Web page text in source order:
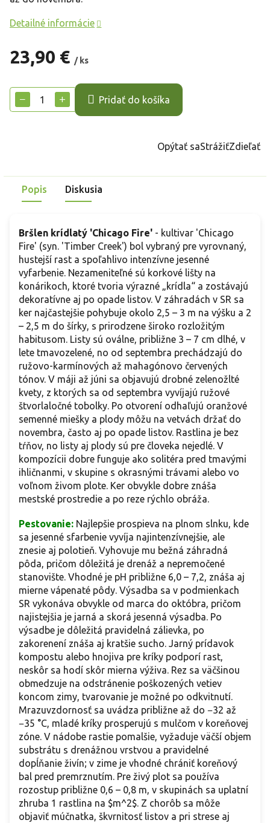
23,90 € / ks
cena:
+
− Pridať do košíka
Detailné informácie
Opýtať saStrážiťZdieľať
Popis Diskusia
Bršlen krídlatý 'Chicago Fire' - kultivar 'Chicago
Fire' (syn. 'Timber Creek') bol vybraný pre vyrovnaný,
hustejší rast a spoľahlivo intenzívne jesenné
vyfarbenie. Nezameniteľné sú korkové lišty na
konárikoch, ktoré tvoria výrazné „krídla“ a zostávajú
dekoratívne aj po opade listov. V záhradách v SR sa
ker najčastejšie pohybuje okolo 2,5 – 3 m na výšku a 2
– 2,5 m do šírky, s prirodzene široko rozložitým
habitusom. Listy sú oválne, približne 3 – 7 cm dlhé, v
lete tmavozelené, no od septembra prechádzajú do
ružovo-karmínových až mahagónovo červených
tónov. V máji až júni sa objavujú drobné zelenožlté
kvety, z ktorých sa od septembra vyvíjajú ružové
štvorlaločné tobolky. Po otvorení odhaľujú oranžové
semenné miešky a plody môžu na vetvách držať do
novembra, často aj po opade listov. Rastlina je bez
tŕňov, no listy aj plody sú pre človeka nejedlé. V
kompozícii dobre funguje ako solitéra pred tmavými
ihličnanmi, v skupine s okrasnými trávami alebo vo
voľnom živom plote. Ker obvykle dobre znáša
mestské prostredie a po reze rýchlo obráža.
Pestovanie: Najlepšie prospieva na plnom slnku, kde
sa jesenné sfarbenie vyvíja najintenzívnejšie, ale
znesie aj polotieň. Vyhovuje mu bežná záhradná
pôda, pričom dôležitá je drenáž a nepremočené
stanovište. Vhodné je pH približne 6,0 – 7,2, znáša aj
mierne vápenaté pôdy. Výsadba sa v podmienkach
SR vykonáva obvykle od marca do októbra, pričom
najistejšia je jarná a skorá jesenná výsadba. Po
výsadbe je dôležitá pravidelná zálievka, po
zakorenení znáša aj kratšie sucho. Jarný prídavok
kompostu alebo hnojiva pre kríky podporí rast,
neskôr sa hodí skôr mierna výživa. Rez sa väčšinou
obmedzuje na odstránenie poškozených vetiev
koncom zimy, tvarovanie je možné po odkvitnutí.
Mrazuvzdornosť sa uvádza približne až do −32 až
−35 °C, mladé kríky prosperujú s mulčom v koreňovej
zóne. V nádobe rastie pomalšie, vyžaduje väčší objem
substrátu s drenážnou vrstvou a pravidelné
dopĺňanie živín; v zime je vhodné chrániť koreňový
bal pred premrznutím. Pre živý plot sa používa
rozostup približne 0,6 – 0,8 m, v skupinách sa uplatní
zhruba 1 rastlina na $m^2$. Z chorôb sa môže
objaviť múčnatka, škvrnitosť listov a pri strese aj